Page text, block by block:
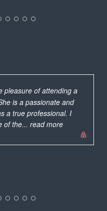
pleasure of attending a
is a passionate and
a true professional. I
of the... read more